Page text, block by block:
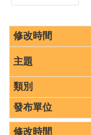
級
學
校
幼
兒
園
所